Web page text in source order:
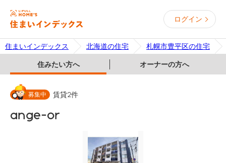
ログイン
住まいインデックス 北海道の住宅 札幌市豊平区の住宅
住みたい方へ オーナーの方へ
募集中 賃貸2件
ange-or